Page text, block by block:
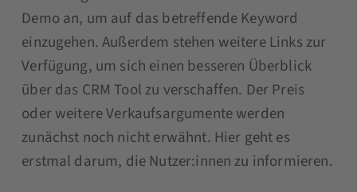
Demo an, um auf das betreffende Keyword
einzugehen. Außerdem stehen weitere Links zur
Verfügung, um sich einen besseren Überblick
über das CRM Tool zu verschaffen. Der Preis
oder weitere Verkaufsargumente werden
zunächst noch nicht erwähnt. Hier geht es
erstmal darum, die Nutzer:innen zu informieren.